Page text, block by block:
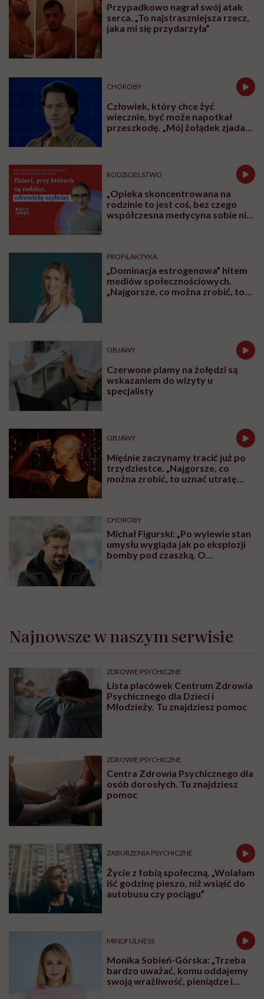
Przypadkowo nagrał swój atak
serca. „To najstraszniejsza rzecz,
jaka mi się przydarzyła”
CHOROBY
Człowiek, który chce żyć
wiecznie, być może napotkał
przeszkodę. „Mój żołądek zjada
RODZICIELSTWO
„Opieka skoncentrowana na
rodzinie to jest coś, bez czego
współczesna medycyna sobie nie
PROFILAKTYKA
„Dominacja estrogenowa” hitem
mediów społecznościowych.
„Najgorsze, co można zrobić, to
OBJAWY
Czerwone plamy na żołędzi są
wskazaniem do wizyty u
specjalisty
OBJAWY
Mięśnie zaczynamy tracić już po
trzydziestce. „Najgorsze, co
można zrobić, to uznać utratę
CHOROBY
Michał Figurski: „Po wylewie stan
umysłu wygląda jak po eksplozji
bomby pod czaszką. O
Najnowsze w naszym serwisie
ZDROWIE PSYCHICZNE
Lista placówek Centrum Zdrowia
Psychicznego dla Dzieci i
Młodzieży. Tu znajdziesz pomoc
ZDROWIE PSYCHICZNE
Centra Zdrowia Psychicznego dla
osób dorosłych. Tu znajdziesz
pomoc
ZABURZENIA PSYCHICZNE
Życie z fobią społeczną. „Wolałam
iść godzinę pieszo, niż wsiąść do
autobusu czy pociągu”
MINDFULNESS
Monika Sobień-Górska: „Trzeba
bardzo uważać, komu oddajemy
swoją wrażliwość, pieniądze i